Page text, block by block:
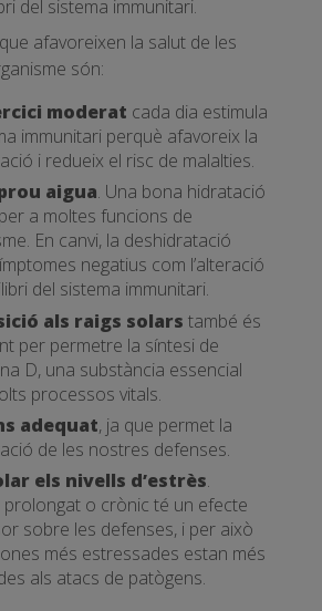
del sistema immunitari.
afavoreixen la salut de les
són:
moderat cada dia estimula
immunitari perquè afavoreix la
i redueix el risc de malalties.
aigua. Una bona hidratació
a moltes funcions de
En canvi, la deshidratació
negatius com l’alteració
del sistema immunitari.
als raigs solars també és
per permetre la síntesi de
D, una substància essencial
processos vitals.
adequat, ja que permet la
de les nostres defenses.
els nivells d’estrès.
prolongat o crònic té un efecte
sobre les defenses, i per això
més estressades estan més
als atacs de patògens.